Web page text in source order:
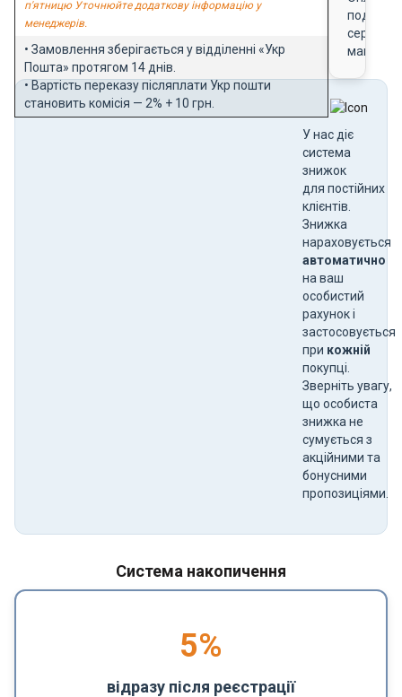
п'ятницю Уточнюйте додаткову інформацію у
менеджерів.
• Замовлення зберігається у відділенні «Укр
Пошта» протягом 14 днів.
• Вартість переказу післяплати Укр пошти
становить комісія — 2% + 10 грн.
магазину
У нас діє
система
знижок
для постійних
клієнтів.
Знижка
нараховується
автоматично
на ваш
особистий
рахунок і
застосовується
при кожній
покупці.
Зверніть увагу,
що особиста
знижка не
сумується з
акційними та
бонусними
пропозиціями.
Система накопичення
5%
відразу після реєстрації